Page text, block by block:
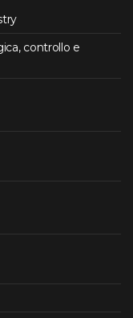
controllo e